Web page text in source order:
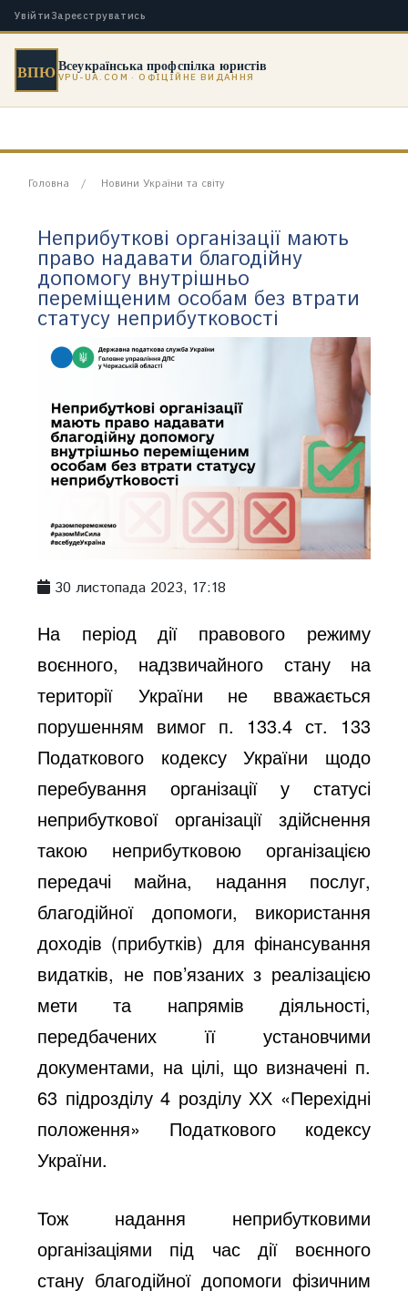
Увійти Зареєструватись
ВПЮВсеукраїнська профспілка юристів
VPU-UA.COM · ОФІЦІЙНЕ ВИДАННЯ
Головна Новини України та світу
Неприбуткові організації мають
право надавати благодійну
допомогу внутрішньо
переміщеним особам без втрати
статусу неприбутковості
30 листопада 2023, 17:18
На період дії правового режиму
воєнного, надзвичайного стану на
території України не вважається
порушенням вимог п. 133.4 ст. 133
Податкового кодексу України щодо
перебування організації у статусі
неприбуткової організації здійснення
такою неприбутковою організацією
передачі майна, надання послуг,
благодійної допомоги, використання
доходів (прибутків) для фінансування
видатків, не пов’язаних з реалізацією
мети та напрямів діяльності,
передбачених її установчими
документами, на цілі, що визначені п.
63 підрозділу 4 розділу ХХ «Перехідні
положення» Податкового кодексу
України.
Тож надання неприбутковими
організаціями під час дії воєнного
стану благодійної допомоги фізичним